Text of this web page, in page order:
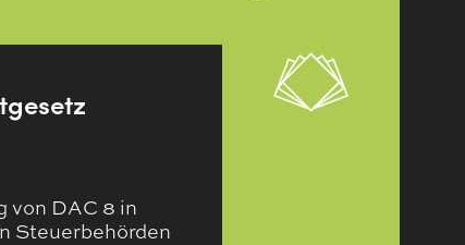
von DAC 8 in
Steuerbehörden